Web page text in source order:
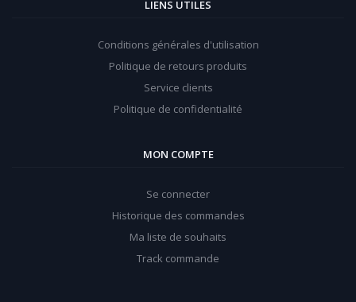
LIENS UTILES
Conditions générales d'utilisation
Politique de retours produits
Service clients
Politique de confidentialité
MON COMPTE
Se connecter
Historique des commandes
Ma liste de souhaits
Track commande